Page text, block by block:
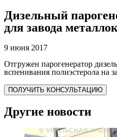
Дизельный
для завода
9 июня 2017
Отгружен парогенератор
вспенивания полиэстерола на
ПОЛУЧИТЬ КОНСУЛЬТАЦИЮ
Другие новости